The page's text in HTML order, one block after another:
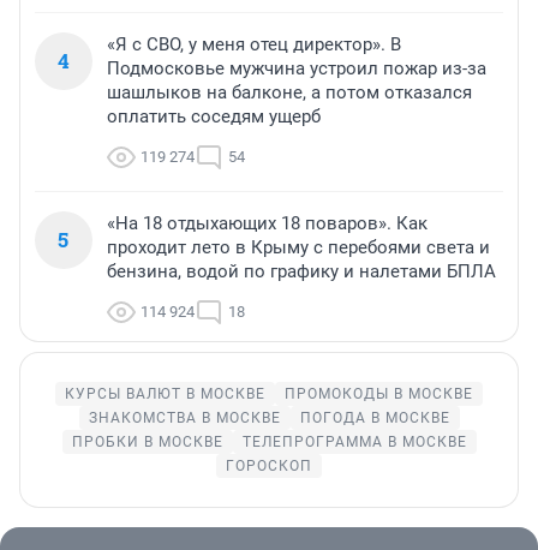
4
«Я с СВО, у меня отец директор». В
Подмосковье мужчина устроил пожар из-за
шашлыков на балконе, а потом отказался
оплатить соседям ущерб
119 274 54
5
«На 18 отдыхающих 18 поваров». Как
проходит лето в Крыму с перебоями света и
бензина, водой по графику и налетами БПЛА
114 924 18
КУРСЫ ВАЛЮТ В МОСКВЕ
ПРОМОКОДЫ В МОСКВЕ
ЗНАКОМСТВА В МОСКВЕ
ПОГОДА В МОСКВЕ
ПРОБКИ В МОСКВЕ
ТЕЛЕПРОГРАММА В МОСКВЕ
ГОРОСКОП